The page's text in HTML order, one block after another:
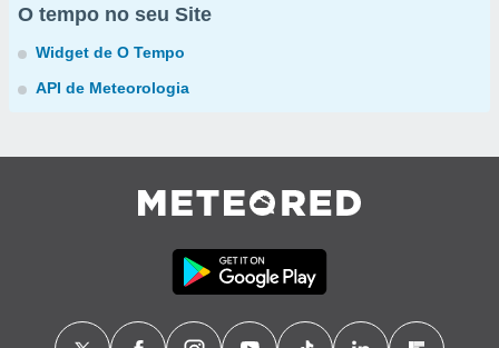
O tempo no seu Site
Widget de O Tempo
API de Meteorologia